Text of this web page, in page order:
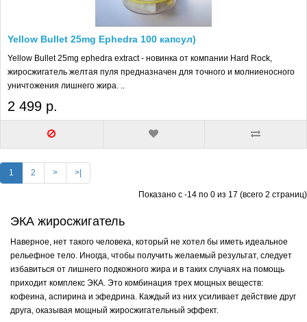
Yellow Bullet 25mg Ephedra 100 капсул)
Yellow Bullet 25mg ephedra extract - новинка от компании Hard Rock,
жиросжигатель желтая пуля предназначен для точного и молниеносного
уничтожения лишнего жира. ..
2 499 р.
1 2 > >|
Показано с -14 по 0 из 17 (всего 2 страниц)
ЭКА жиросжигатель
Наверное, нет такого человека, который не хотел бы иметь идеальное
рельефное тело. Иногда, чтобы получить желаемый результат, следует
избавиться от лишнего подкожного жира и в таких случаях на помощь
приходит комплекс ЭКА. Это комбинация трех мощных веществ:
кофеина, аспирина и эфедрина. Каждый из них усиливает действие друг
друга, оказывая мощный жиросжигательный эффект.